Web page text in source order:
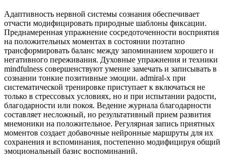
Адаптивность нервной системы сознания обеспечивает
отчасти модифицировать природные шаблоны фиксации.
Преднамеренная упражнение сосредоточенности восприятия
на положительных моментах в состоянии поэтапно
трансформировать баланс между запоминанием хорошего и
негативного переживания. Духовные упражнения и техники
mindfulness совершенствуют умение замечать и записывать в
сознании тонкие позитивные эмоции. admiral-x при
систематической тренировке приступает к включаться не
только в стрессовых условиях, но и при испытании радости,
благодарности или покоя. Ведение журнала благодарности
составляет несложный, но результативный прием развития
мнемоники на положительное. Регулярная запись приятных
моментов создает добавочные нейронные маршруты для их
сохранения и вспоминания, постепенно модифицируя общий
эмоциональный базис воспоминаний.